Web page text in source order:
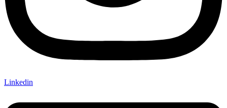
Linkedin